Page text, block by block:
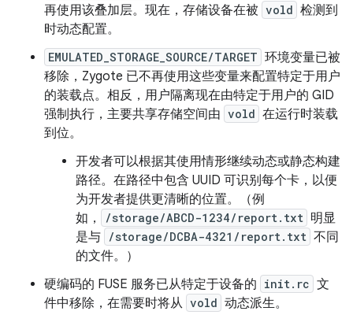
再使用该叠加层。现在，存储设备在被 vold 检测到
时动态配置。
EMULATED_STORAGE_SOURCE/TARGET 环境变量已被
移除，Zygote 已不再使用这些变量来配置特定于用户
的装载点。相反，用户隔离现在由特定于用户的 GID
强制执行，主要共享存储空间由 vold 在运行时装载
到位。
开发者可以根据其使用情形继续动态或静态构建
路径。在路径中包含 UUID 可识别每个卡，以便
为开发者提供更清晰的位置。（例
如，
/storage/ABCD-1234/report.txt 明显
是与 /storage/DCBA-4321/report.txt 不同
的文件。）
硬编码的 FUSE 服务已从特定于设备的 init.rc 文
件中移除，在需要时将从 vold 动态派生。